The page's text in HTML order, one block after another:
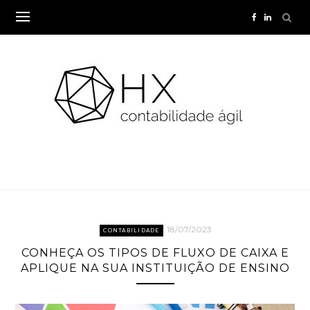
content
CONTABILIDADE 18/07/2023
CONHEÇA OS TIPOS DE FLUXO DE CAIXA E
APLIQUE NA SUA INSTITUIÇÃO DE ENSINO